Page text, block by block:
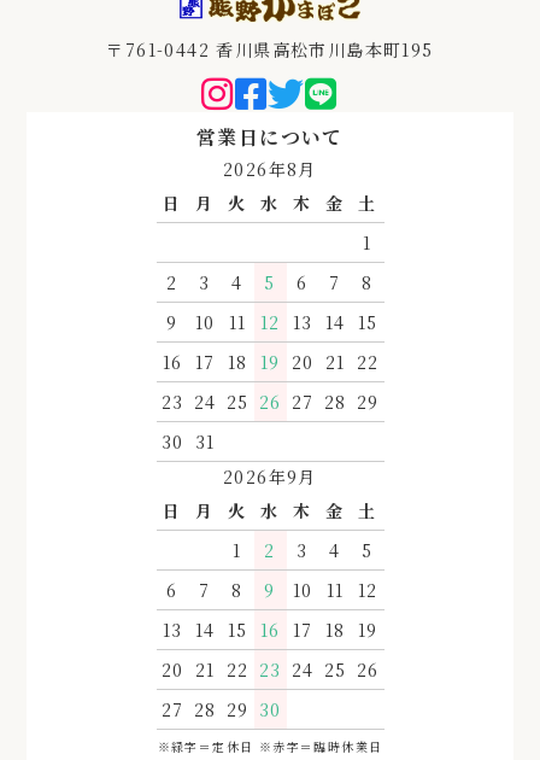
〒761-0442 香川県高松市川島本町195
営業日について
2026年8月
日
月 火 水 木 金
土
1
2
3 4 5 6 7
8
9
10 11 12 13 14
15
16
17 18 19 20 21
22
23 24 25 26 27 28 29
30
31
2026年9月
日
月 火 水 木 金
土
1
2 3 4
5
6
7 8 9 10 11
12
13
14 15 16 17 18
19
20
21 22 23 24 25 26
27 28 29 30
※緑字＝定休日 ※赤字＝臨時休業日